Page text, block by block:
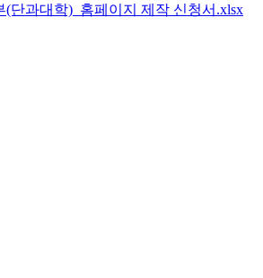
(단과대학)_홈페이지 제작 신청서.xlsx